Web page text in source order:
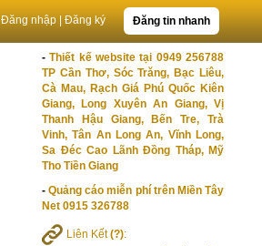
Đăng tin nhanh
Đăng nhập Đăng ký
-Thiết kế website tại 0949 256788
TP Cần Thơ, Sóc Trăng, Bạc Liêu,
Cà Mau, Rạch Giá Phú Quốc Kiên
Giang, Long Xuyên An Giang, Vị
Thanh Hậu Giang, Bến Tre, Trà
Vinh, Tân An Long An, Vĩnh Long,
Sa Đéc Cao Lãnh Đồng Tháp, Mỹ
Tho Tiền Giang
-Quảng cáo miễn phí trên Miền Tây
Net 0915 326788
Liên Kết(?):